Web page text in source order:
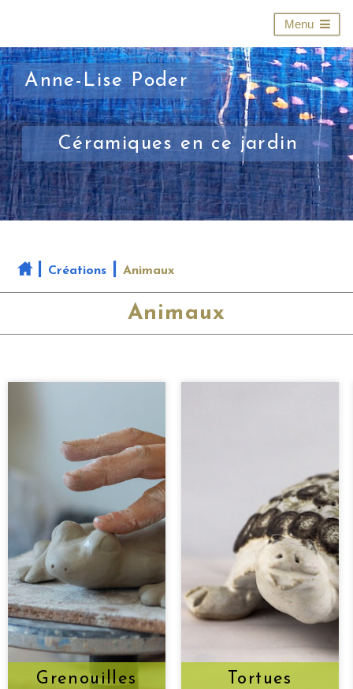
Menu
Anne-Lise Poder
Céramiques en ce jardin
Créations Animaux
Animaux
Grenouilles Tortues